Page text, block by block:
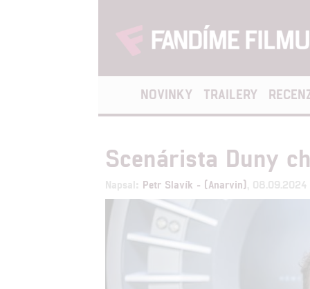
NOVINKY TRAILERY
Scenárista Duny
Napsal: Petr Slavík - (Anarvin) , 08.09.2024